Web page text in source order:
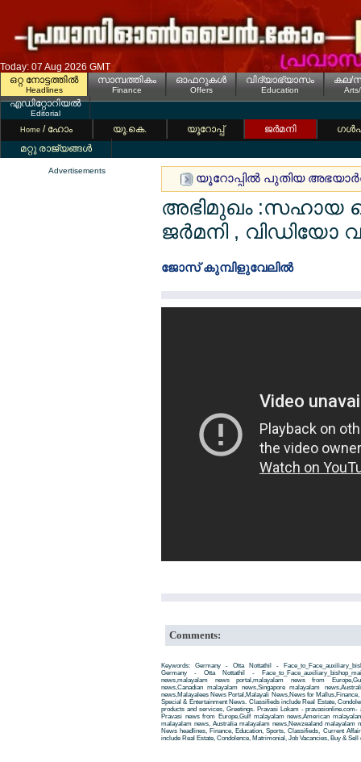
Today: 07 Aug 2026 GMT
ഒറ്റ നോട്ടത്തില്‍
Headlines
സാമ്പത്തികം
Finance
ഓഫറുകള്‍
Offers
വിദ്യാഭ്യാസം
Education
കല/
എഡിറ്റോറിയല്‍
Editorial
Home / ഹോം യൂ.കെ. യൂറോപ്പ് ജര്‍മനി
മറ്റു രാജ്യങ്ങള്‍
Advertisements
യൂറോപ്പില്‍ പുതിയ
അഭിമുഖം :സഹായ
ജര്‍മനി , വിഡിയോ
ജോസ് കുമ്പിളുവേലില്‍
Comments:
Keywords: Germany - Otta Nottathil -
Germany - Otta Nottathil -
news,malayalam news portal,malayalam news from
news,Canadian malayalam news,Singapore malayalam
news,Malayalees News Portal,Malayali News,News for
Special & Entertainment News. Classifieds include Real Estate,
products and services, Greetings. Pravasi Lokam -
Pravasi news from Europe,Gulf malayalam news,American
malayalam news, Australia malayalam news,Newzealand malayalam
News headlines, Finance, Education, Sports, Classifieds, Current
include Real Estate, Condolence, Matrimonial, Job Vacancies, Buy &